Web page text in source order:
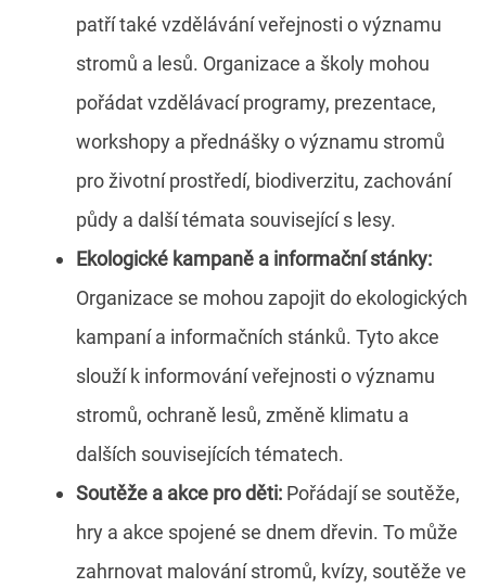
patří také vzdělávání veřejnosti o významu
stromů a lesů. Organizace a školy mohou
pořádat vzdělávací programy, prezentace,
workshopy a přednášky o významu stromů
pro životní prostředí, biodiverzitu, zachování
půdy a další témata související s lesy.
Ekologické kampaně a informační stánky:
Organizace se mohou zapojit do ekologických
kampaní a informačních stánků. Tyto akce
slouží k informování veřejnosti o významu
stromů, ochraně lesů, změně klimatu a
dalších souvisejících tématech.
Soutěže a akce pro děti: Pořádají se soutěže,
hry a akce spojené se dnem dřevin. To může
zahrnovat malování stromů, kvízy, soutěže ve